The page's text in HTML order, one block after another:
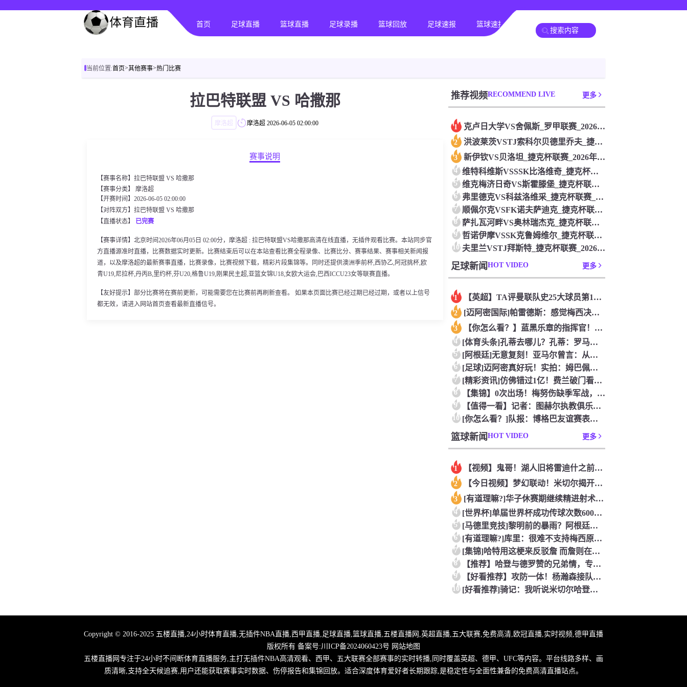
首页 足球直播 篮球直播 足球录播 篮球回放 足球速报 篮球速报 其他赛事
当前位置:首页>其他赛事>热门比赛
拉巴特联盟 VS 哈撒那
摩洛超 摩洛超 2026-06-05 02:00:00
赛事说明
【赛事名称】拉巴特联盟 VS 哈撒那
【赛事分类】 摩洛超
【开赛时间】2026-06-05 02:00:00
【对阵双方】拉巴特联盟 VS 哈撒那
【直播状态】 已完赛
【赛事详情】北京时间2026年06月05日 02:00分，摩洛超 : 拉巴特联盟VS哈撒那高清在线直播，无插件观看比赛。本站同步官
方直播源准时直播，比赛数据实时更新。比赛结束后可以在本站查看比赛全程录像、比赛比分、赛事结果、赛事相关新闻报
道，以及摩洛超的最新赛事直播，比赛录像，比赛视频下载，精彩片段集锦等。同时还提供澳洲季前杯,西协乙,阿冠挑杯,欧
青U19,尼拉杯,丹丙B,里约杯,芬U20,格鲁U19,刚果民主超,亚篮女锦U18,女欧大运会,巴西ICCU23女等联赛直播。
【友好提示】部分比赛将在赛前更新，可能需要您在比赛前再刷新查看。 如果本页面比赛已经过期已经过期，或者以上信号
都无效，请进入网站首页查看最新直播信号。
推荐视频RECOMMEND LIVE 更多
1 克卢日大学VS舍佩斯_罗甲联赛_2026年07月26日
2 洪波莱茨VSTJ索科尔贝德里乔夫_捷克杯联赛_2026年07
3 新伊钦VS贝洛坦_捷克杯联赛_2026年07月26日
4 维特科维斯VSSSK比洛维奇_捷克杯联赛_2026年07月2
5 维克梅济日奇VS斯霍滕堡_捷克杯联赛_2026年07月26日
6 弗里德克VS科兹洛维采_捷克杯联赛_2026年07月26日
7 顺佩尔克VSFK诺夫萨迪克_捷克杯联赛_2026年07月26
8 萨扎瓦河畔VS奥林瑞杰克_捷克杯联赛_2026年07月26日
9 哲诺伊摩VSSK克鲁姆维尔_捷克杯联赛_2026年07月26
10 夫里兰VSTJ拜斯特_捷克杯联赛_2026年07月26日
足球新闻 HOT VIDEO 更多
1 【英超】TA评曼联队史25大球员第12：“巴斯比宝贝”的绝佳
2 [迈阿密国际]帕雷德斯：感觉梅西决定了决赛是国家队最后一战，
3 【你怎么看？】蓝黑乐章的指挥官！优雅的波兰中场节拍器！
4 [体育头条]孔蒂去哪儿？孔蒂：罗马诺你小子给我管住嘴哈！
5 [阿根廷]无意复刻！亚马尔曾言：从没想过成为梅西，也不会穿他
6 [足球]迈阿密真好玩！实拍：姆巴佩和女友被路人拍到在夜店狂欢
7 [精彩资讯]仿佛错过1亿！费兰破门看台的西班牙传奇欢呼，拉莫
8 【集锦】0次出场！梅努伤缺季军战，整届1分钟没踢无缘世界杯首
9 【值得一看】记者：图赫尔执教俱乐部是淘汰赛专家，但在真正压力
10 [你怎么看？]队报：博格巴友谊赛表现不错 戈洛文可能加盟沙特
篮球新闻 HOT VIDEO 更多
1 【视频】鬼哥！湖人旧将雷迪什之前在立陶宛联赛大杀四方
2 【今日视频】梦幻联动！米切尔揭开安东内利的名字贴纸！
3 [有道理嘛?]华子休赛期继续精进射术！5个点位接球三分全部命
4 [世界杯]单届世界杯成功传球次数600+球员：罗德里本届75
5 [马德里竞技]黎明前的暴雨？阿根廷世界杯决赛前最后一堂训练课
6 [有道理嘛?]库里：很难不支持梅西原来库里也是梅西球迷！
7 [集锦]哈特用这梗来反驳詹 而詹则在开玩笑地强调0比3和1比
8 【推荐】哈登与德罗赞的兄弟情，专属硬汉的温情
9 【好看推荐】攻防一体！杨瀚森接队友传球双手大力灌篮&防守端再
10 [好看推荐]骑记：我听说米切尔哈登和詹姆斯保持联系 但招募不
Copyright © 2016-2025 五楼直播,24小时体育直播,无插件NBA直播,西甲直播,足球直播,篮球直播,五楼直播网,英超直播,五大联赛,免费高清,欧冠直播,实时视频,德甲直播
版权所有 备案号:川ICP备2024060423号 网站地图
五楼直播网专注于24小时不间断体育直播服务,主打无插件NBA高清观看、西甲、五大联赛全部赛事的实时转播,同时覆盖英超、德甲、UFC等内容。平台线路多样、画
质清晰,支持全天候追赛,用户还能获取赛事实时数据、伤停报告和集锦回放。适合深度体育爱好者长期跟踪,是稳定性与全面性兼备的免费高清直播站点。